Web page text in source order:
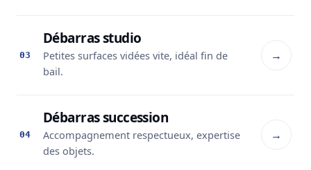
03
Débarras studio
Petites surfaces vidées vite, idéal fin de
bail.
→
04
Débarras succession
Accompagnement respectueux, expertise
des objets.
→